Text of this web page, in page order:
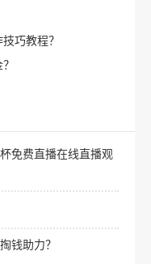
巧教程？
免费直播在线直播观
钱助力？